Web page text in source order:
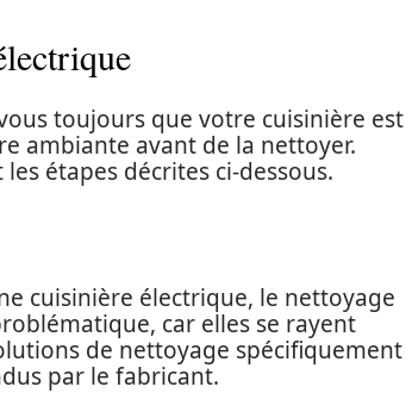
toujours que votre cuisinière est
ambiante avant de la nettoyer.
étapes décrites ci-dessous.
cuisinière électrique, le nettoyage
car elles se rayent
de nettoyage spécifiquement
par le fabricant.